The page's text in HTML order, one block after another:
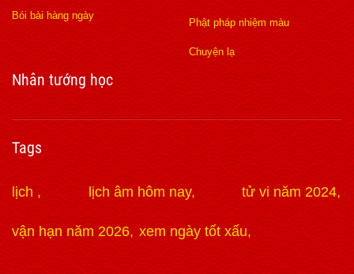
Bói bài hàng ngày
Phật pháp nhiệm màu
Chuyện lạ
Nhân tướng học
Tags
lịch lịch âm hôm nay tử vi năm 2024
vận hạn năm 2026 xem ngày tốt xấu